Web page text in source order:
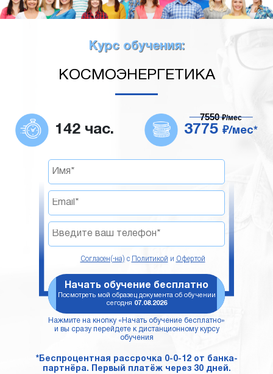
Курс обучения:
КОСМОЭНЕРГЕТИКА
142 час. 3775 ₽/мес*
7550₽/мес
Согласен(-на) с Политикой и Офертой
Начать обучение бесплатно
Посмотреть мой образец документа об обучении
сегодня 07.08.2026
Нажмите на кнопку «Начать обучение бесплатно»
и вы сразу перейдете к дистанционному курсу
обучения
*Беспроцентная рассрочка 0-0-12 от банка-
партнёра. Первый платёж через 30 дней.